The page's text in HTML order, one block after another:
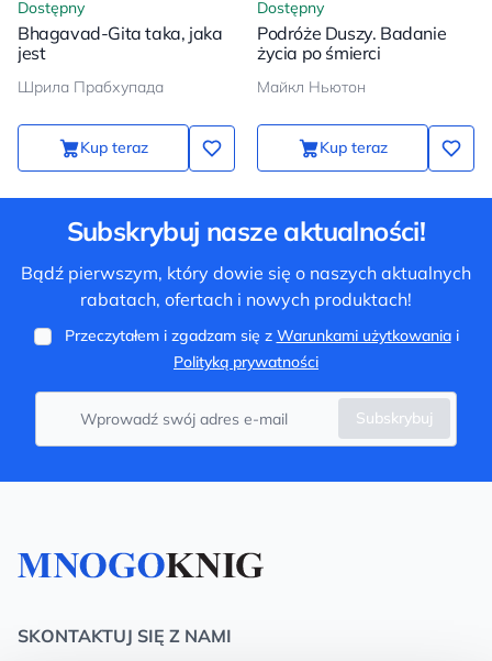
Dostępny
Bhagavad-Gita taka, jaka
jest
Шрила Прабхупада
Kup teraz
Dostępny
Podróże Duszy. Badanie
życia po śmierci
Майкл Ньютон
Kup teraz
Subskrybuj nasze aktualności!
Bądź pierwszym, który dowie się o naszych aktualnych
rabatach, ofertach i nowych produktach!
Przeczytałem i zgadzam się z Warunkami użytkowaniai
Polityką prywatności
Subskrybuj
SKONTAKTUJ SIĘ Z NAMI